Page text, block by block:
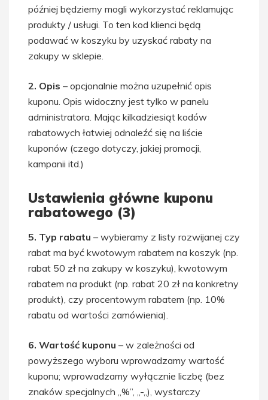
później będziemy mogli wykorzystać reklamując
produkty / usługi. To ten kod klienci będą
podawać w koszyku by uzyskać rabaty na
zakupy w sklepie.
2. Opis – opcjonalnie można uzupełnić opis
kuponu. Opis widoczny jest tylko w panelu
administratora. Mając kilkadziesiąt kodów
rabatowych łatwiej odnaleźć się na liście
kuponów (czego dotyczy, jakiej promocji,
kampanii itd.)
Ustawienia główne kuponu
rabatowego (3)
5. Typ rabatu – wybieramy z listy rozwijanej czy
rabat ma być kwotowym rabatem na koszyk (np.
rabat 50 zł na zakupy w koszyku), kwotowym
rabatem na produkt (np. rabat 20 zł na konkretny
produkt), czy procentowym rabatem (np. 10%
rabatu od wartości zamówienia).
6. Wartość kuponu – w zależności od
powyższego wyboru wprowadzamy wartość
kuponu; wprowadzamy wyłącznie liczbę (bez
znaków specjalnych „%”, „-„), wystarczy